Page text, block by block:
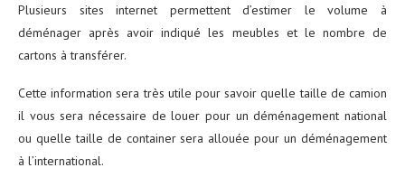
Plusieurs sites internet permettent d’estimer le volume à
déménager après avoir indiqué les meubles et le nombre de
cartons à transférer.
Cette information sera très utile pour savoir quelle taille de camion
il vous sera nécessaire de louer pour un déménagement national
ou quelle taille de container sera allouée pour un déménagement
à l’international.